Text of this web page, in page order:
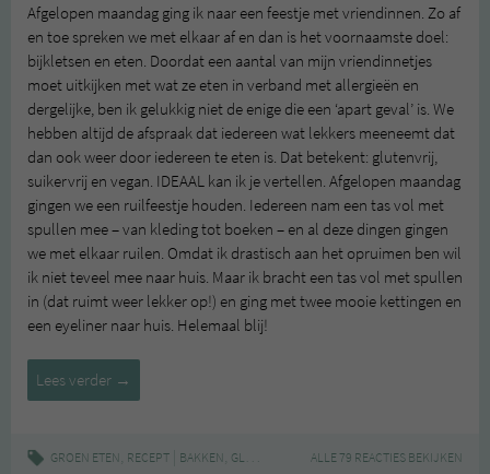
Afgelopen maandag ging ik naar een feestje met vriendinnen. Zo af
en toe spreken we met elkaar af en dan is het voornaamste doel:
bijkletsen en eten. Doordat een aantal van mijn vriendinnetjes
moet uitkijken met wat ze eten in verband met allergieën en
dergelijke, ben ik gelukkig niet de enige die een ‘apart geval’ is. We
hebben altijd de afspraak dat iedereen wat lekkers meeneemt dat
dan ook weer door iedereen te eten is. Dat betekent: glutenvrij,
suikervrij en vegan. IDEAAL kan ik je vertellen. Afgelopen maandag
gingen we een ruilfeestje houden. Iedereen nam een tas vol met
spullen mee – van kleding tot boeken – en al deze dingen gingen
we met elkaar ruilen. Omdat ik drastisch aan het opruimen ben wil
ik niet teveel mee naar huis. Maar ik bracht een tas vol met spullen
in (dat ruimt weer lekker op!) en ging met twee mooie kettingen en
een eyeliner naar huis. Helemaal blij!
Lees verder Groen
zonder
suikervrije
→
GROEN ETEN, RECEPT BAKKEN, GLUTENVRIJ GROEN ZONDER POEN,KOEKJES
ALLE 79 REACTIES BEKIJKEN